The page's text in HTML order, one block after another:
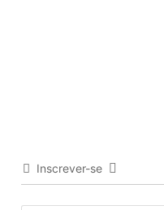
Inscrever-se